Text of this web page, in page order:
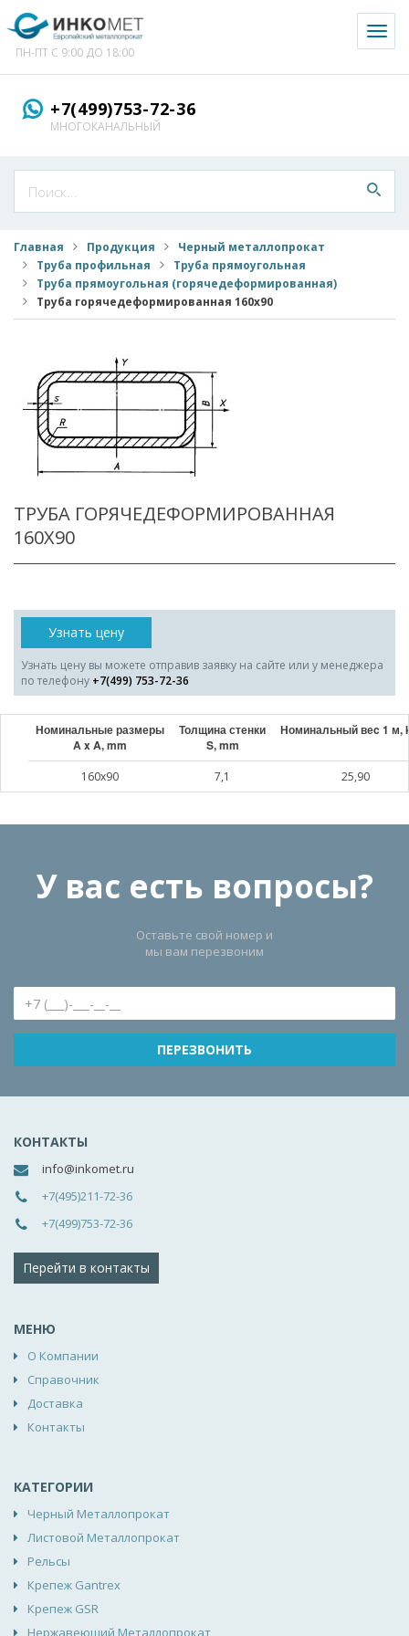
ПН-ПТ С 9:00 ДО 18:00
+7(499)753-72-36
МНОГОКАНАЛЬНЫЙ
Главная Продукция
Черный металлопрокат
Труба профильная
Труба прямоугольная
Труба прямоугольная (горячедеформированная)
Труба горячедеформированная 160x90
ТРУБА ГОРЯЧЕДЕФОРМИРОВАННАЯ
160X90
Узнать цену
Узнать цену вы можете отправив заявку на сайте или у менеджера
по телефону +7(499) 753-72-36
Номинальные размеры
A x A, mm
Толщина стенки
S, mm
Номинальный веc 1 м,
160x90 7,1 25,90
У вас есть вопросы?
Оставьте свой номер и
мы вам перезвоним
КОНТАКТЫ
info@inkomet.ru
+7(495)211-72-36
+7(499)753-72-36
Перейти в контакты
МЕНЮ
О Компании
Справочник
Доставка
Контакты
КАТЕГОРИИ
Черный Металлопрокат
Листовой Металлопрокат
Рельсы
Крепеж Gantrex
Крепеж GSR
Нержавеющий Металлопрокат